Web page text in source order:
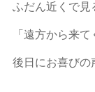
ふだん近くで見
「遠方から来
後日にお喜びの